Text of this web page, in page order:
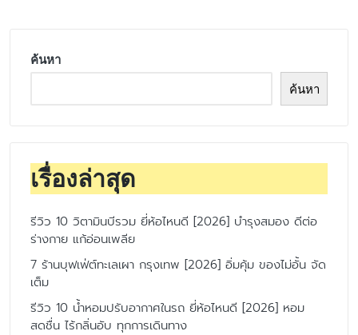
ค้นหา
ค้นหา
เรื่องล่าสุด
รีวิว 10 วิตามินบีรวม ยี่ห้อไหนดี [2026] บำรุงสมอง ดีต่อ
ร่างกาย แก้อ่อนเพลีย
7 ร้านบุฟเฟ่ต์ทะเลเผา กรุงเทพ [2026] อิ่มคุ้ม ของไม่อั้น จัด
เต็ม
รีวิว 10 น้ำหอมปรับอากาศในรถ ยี่ห้อไหนดี [2026] หอม
สดชื่น ไร้กลิ่นอับ ทุกการเดินทาง